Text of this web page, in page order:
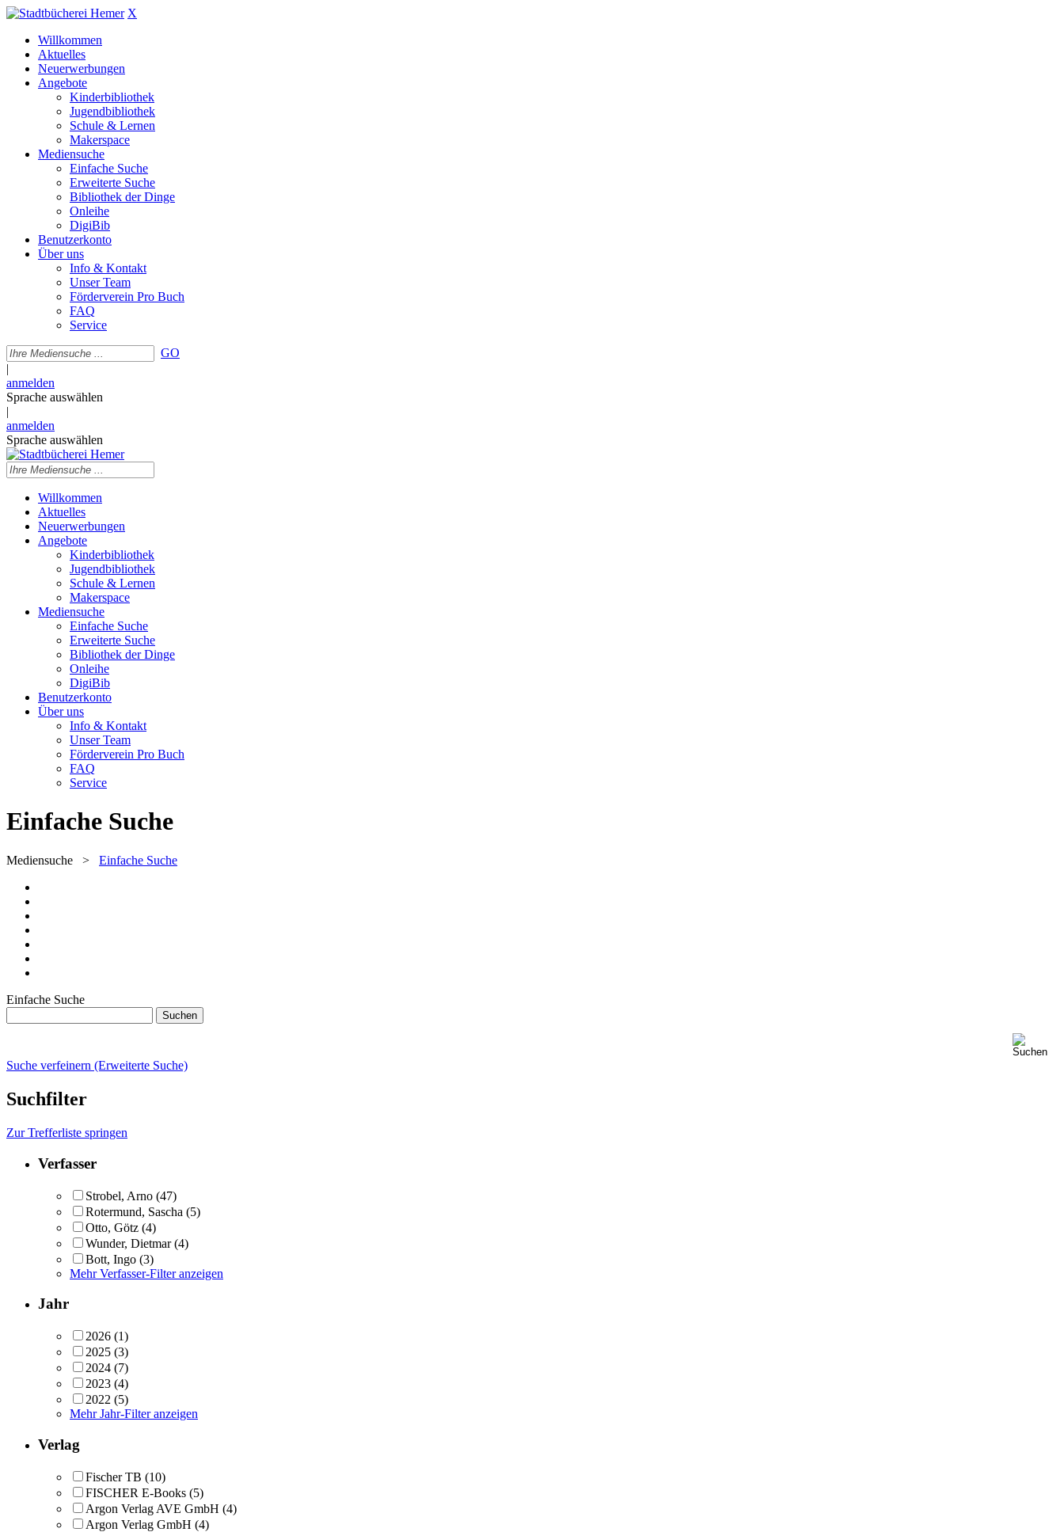
X
Willkommen
Aktuelles
Neuerwerbungen
Angebote
Kinderbibliothek
Jugendbibliothek
Schule & Lernen
Makerspace
Mediensuche
Einfache Suche
Erweiterte Suche
Bibliothek der Dinge
Onleihe
DigiBib
Benutzerkonto
Über uns
Info & Kontakt
Unser Team
Förderverein Pro Buch
FAQ
Service
GO
|
anmelden
Sprache auswählen
|
anmelden
Sprache auswählen
Willkommen
Aktuelles
Neuerwerbungen
Angebote
Kinderbibliothek
Jugendbibliothek
Schule & Lernen
Makerspace
Mediensuche
Einfache Suche
Erweiterte Suche
Bibliothek der Dinge
Onleihe
DigiBib
Benutzerkonto
Über uns
Info & Kontakt
Unser Team
Förderverein Pro Buch
FAQ
Service
Einfache Suche
Mediensuche > Einfache Suche
Einfache Suche
Suche verfeinern (Erweiterte Suche)
Suchfilter
Zur Trefferliste springen
Verfasser
Strobel, Arno (47)
Rotermund, Sascha (5)
Otto, Götz (4)
Wunder, Dietmar (4)
Bott, Ingo (3)
Mehr Verfasser-Filter anzeigen
Jahr
2026 (1)
2025 (3)
2024 (7)
2023 (4)
2022 (5)
Mehr Jahr-Filter anzeigen
Verlag
Fischer TB (10)
FISCHER E-Books (5)
Argon Verlag AVE GmbH (4)
Argon Verlag GmbH (4)